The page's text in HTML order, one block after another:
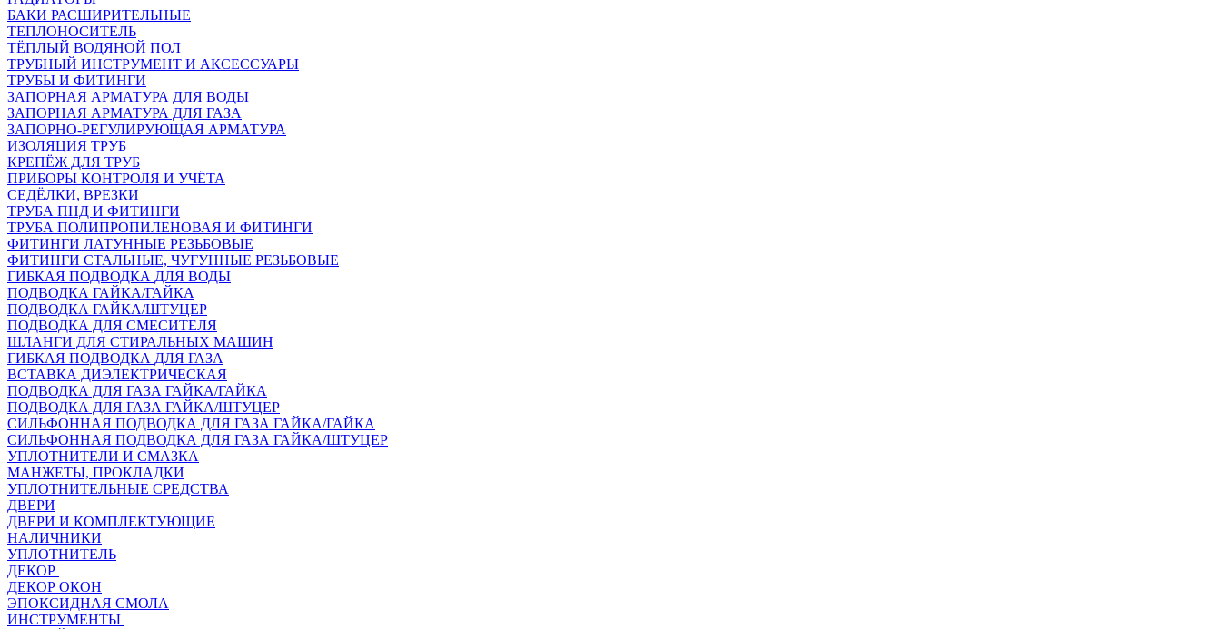
БАКИ РАСШИРИТЕЛЬНЫЕ
ТЕПЛОНОСИТЕЛЬ
ТЁПЛЫЙ ВОДЯНОЙ ПОЛ
ТРУБНЫЙ ИНСТРУМЕНТ И АКСЕССУАРЫ
ТРУБЫ И ФИТИНГИ
ЗАПОРНАЯ АРМАТУРА ДЛЯ ВОДЫ
ЗАПОРНАЯ АРМАТУРА ДЛЯ ГАЗА
ЗАПОРНО-РЕГУЛИРУЮЩАЯ АРМАТУРА
ИЗОЛЯЦИЯ ТРУБ
КРЕПЁЖ ДЛЯ ТРУБ
ПРИБОРЫ КОНТРОЛЯ И УЧЁТА
СЕДЁЛКИ, ВРЕЗКИ
ТРУБА ПНД И ФИТИНГИ
ТРУБА ПОЛИПРОПИЛЕНОВАЯ И ФИТИНГИ
ФИТИНГИ ЛАТУННЫЕ РЕЗЬБОВЫЕ
ФИТИНГИ СТАЛЬНЫЕ, ЧУГУННЫЕ РЕЗЬБОВЫЕ
ГИБКАЯ ПОДВОДКА ДЛЯ ВОДЫ
ПОДВОДКА ГАЙКА/ГАЙКА
ПОДВОДКА ГАЙКА/ШТУЦЕР
ПОДВОДКА ДЛЯ СМЕСИТЕЛЯ
ШЛАНГИ ДЛЯ СТИРАЛЬНЫХ МАШИН
ГИБКАЯ ПОДВОДКА ДЛЯ ГАЗА
ВСТАВКА ДИЭЛЕКТРИЧЕСКАЯ
ПОДВОДКА ДЛЯ ГАЗА ГАЙКА/ГАЙКА
ПОДВОДКА ДЛЯ ГАЗА ГАЙКА/ШТУЦЕР
СИЛЬФОННАЯ ПОДВОДКА ДЛЯ ГАЗА ГАЙКА/ГАЙКА
СИЛЬФОННАЯ ПОДВОДКА ДЛЯ ГАЗА ГАЙКА/ШТУЦЕР
УПЛОТНИТЕЛИ И СМАЗКА
МАНЖЕТЫ, ПРОКЛАДКИ
УПЛОТНИТЕЛЬНЫЕ СРЕДСТВА
ДВЕРИ
ДВЕРИ И КОМПЛЕКТУЮЩИЕ
НАЛИЧНИКИ
УПЛОТНИТЕЛЬ
ДЕКОР
ДЕКОР ОКОН
ЭПОКСИДНАЯ СМОЛА
ИНСТРУМЕНТЫ